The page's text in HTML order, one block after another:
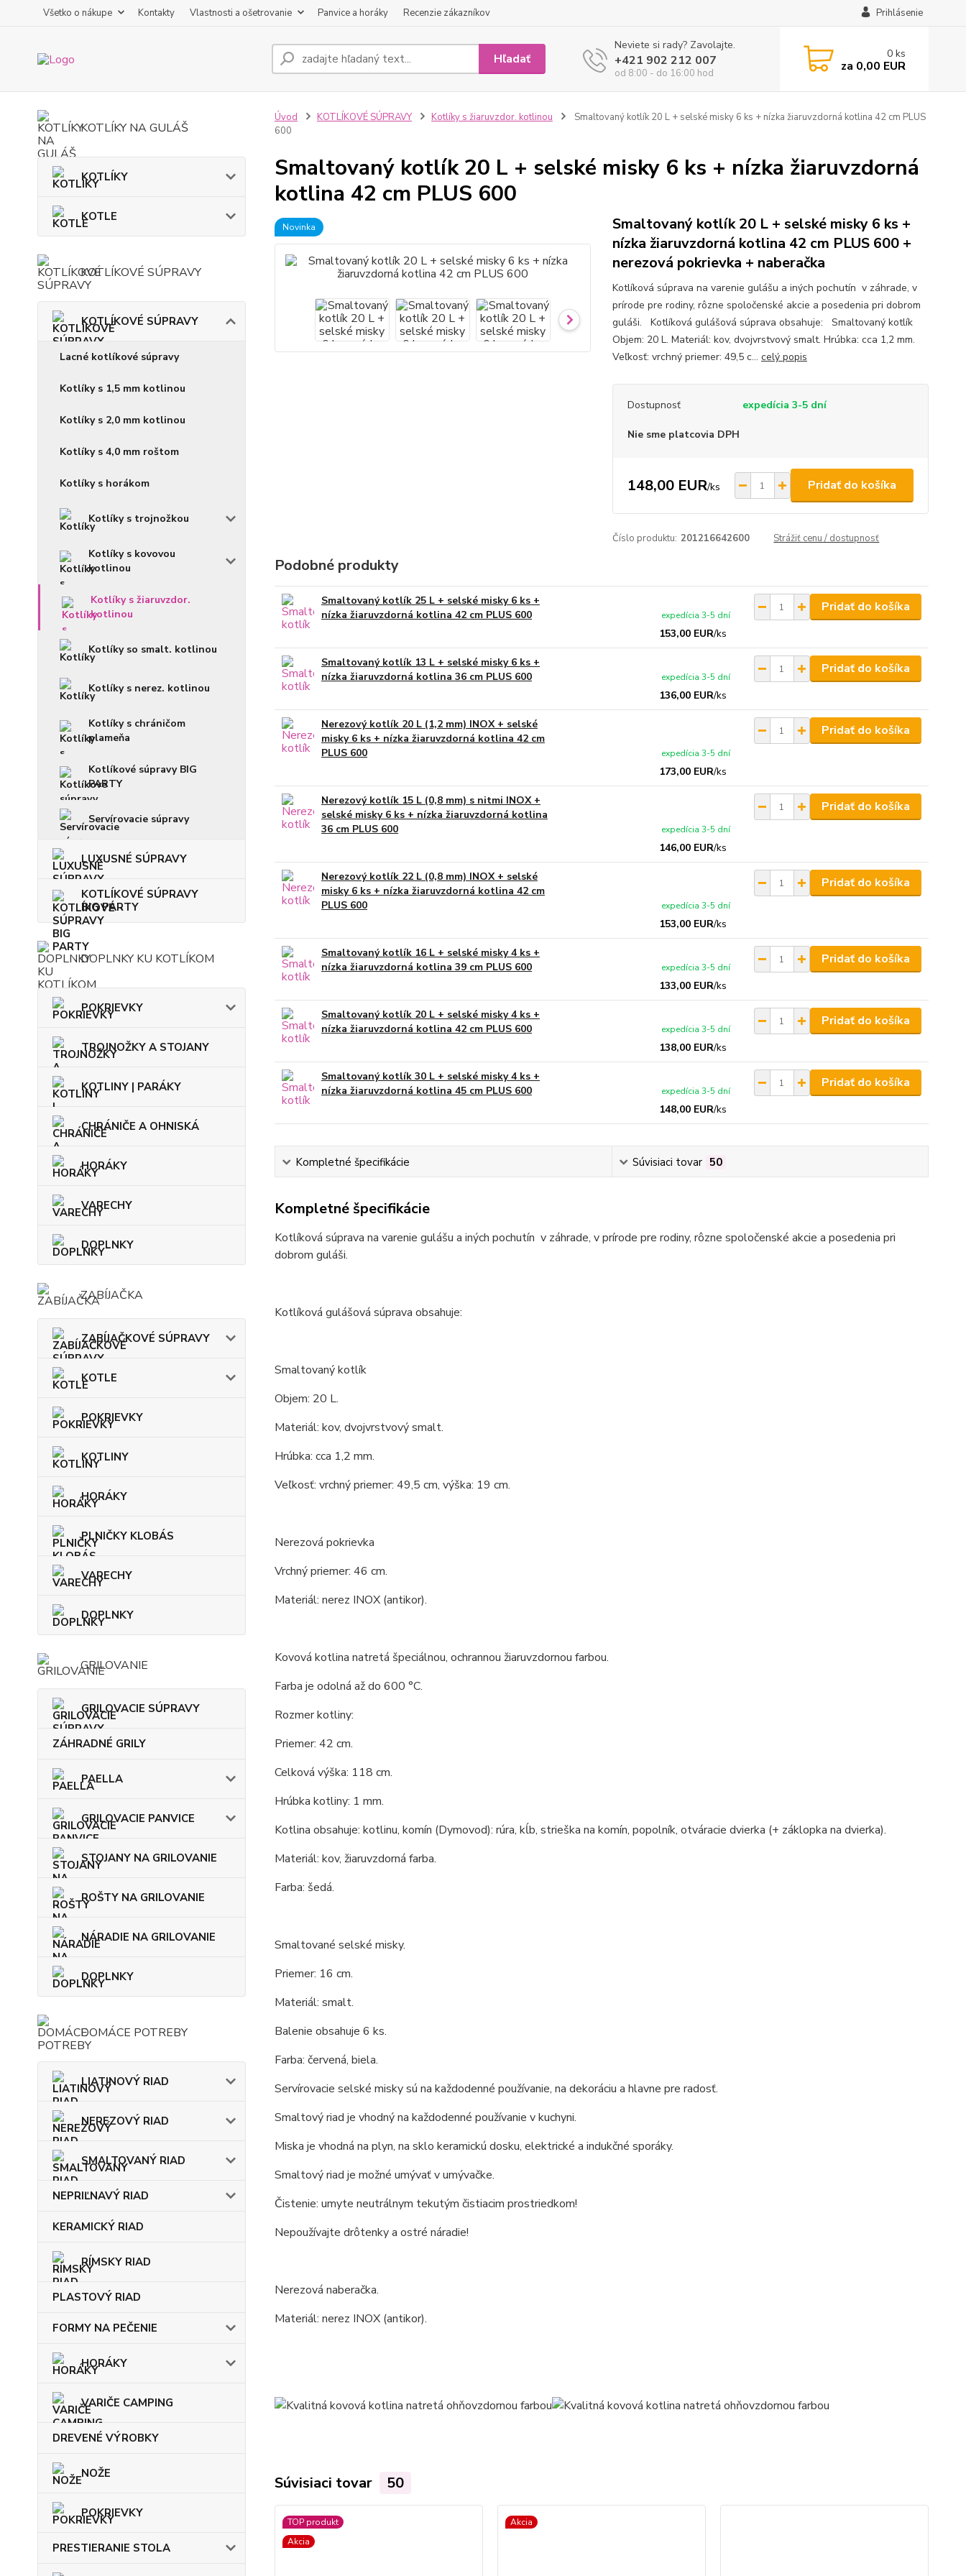
Všetko o nákupe Kontakty Vlastnosti a ošetrovanie Panvice a horáky Recenzie zákazníkov Prihlásenie
Hľadať
Neviete si rady? Zavolajte.
+421 902 212 007
od 8:00 - do 16:00 hod
0 ks
za 0,00 EUR
KOTLÍKY NA GULÁŠ
KOTLÍKY
KOTLE
KOTLÍKOVÉ SÚPRAVY
KOTLÍKOVÉ SÚPRAVY
Lacné kotlíkové súpravy
Kotlíky s 1,5 mm kotlinou
Kotlíky s 2,0 mm kotlinou
Kotlíky s 4,0 mm roštom
Kotlíky s horákom
Kotlíky s trojnožkou
Kotlíky s kovovou
kotlinou
Kotlíky s žiaruvzdor.
kotlinou
Kotlíky so smalt. kotlinou
Kotlíky s nerez. kotlinou
Kotlíky s chráničom
plameňa
Kotlíkové súpravy BIG
PARTY
Servírovacie súpravy
LUXUSNÉ SÚPRAVY
KOTLÍKOVÉ SÚPRAVY
BIG PARTY
DOPLNKY KU KOTLÍKOM
POKRIEVKY
TROJNOŽKY A STOJANY
KOTLINY | PARÁKY
CHRÁNIČE A OHNISKÁ
HORÁKY
VARECHY
DOPLNKY
ZABÍJAČKA
ZABÍJAČKOVÉ SÚPRAVY
KOTLE
POKRIEVKY
KOTLINY
HORÁKY
PLNIČKY KLOBÁS
VARECHY
DOPLNKY
GRILOVANIE
GRILOVACIE SÚPRAVY
ZÁHRADNÉ GRILY
PAELLA
GRILOVACIE PANVICE
STOJANY NA GRILOVANIE
ROŠTY NA GRILOVANIE
NÁRADIE NA GRILOVANIE
DOPLNKY
DOMÁCE POTREBY
LIATINOVÝ RIAD
NEREZOVÝ RIAD
SMALTOVANÝ RIAD
NEPRIĽNAVÝ RIAD
KERAMICKÝ RIAD
RÍMSKY RIAD
PLASTOVÝ RIAD
FORMY NA PEČENIE
HORÁKY
VARIČE CAMPING
DREVENÉ VÝROBKY
NOŽE
POKRIEVKY
PRESTIERANIE STOLA
Úvod KOTLÍKOVÉ SÚPRAVY Kotlíky s žiaruvzdor. kotlinou
Smaltovaný kotlík 20 L + selské misky 6 ks + nízka žiaruvzdorná kotlina 42 cm PLUS
600
Smaltovaný kotlík 20 L + selské misky 6 ks + nízka žiaruvzdorná
kotlina 42 cm PLUS 600
Novinka
Smaltovaný kotlík 20 L + selské misky 6 ks +
nízka žiaruvzdorná kotlina 42 cm PLUS 600 +
nerezová pokrievka + naberačka
Kotlíková súprava na varenie gulášu a iných pochutín v záhrade, v
prírode pre rodiny, rôzne spoločenské akcie a posedenia pri dobrom
guláši. Kotlíková gulášová súprava obsahuje: Smaltovaný kotlík
Objem: 20 L. Materiál: kov, dvojvrstvový smalt. Hrúbka: cca 1,2 mm.
Veľkosť: vrchný priemer: 49,5 c... celý popis
Dostupnosť expedícia 3-5 dní
Nie sme platcovia DPH
148,00 EUR/ks Pridať do košíka
Číslo produktu: 201216642600 Strážiť cenu / dostupnosť
Podobné produkty
Smaltovaný kotlík 25 L + selské misky 6 ks +
nízka žiaruvzdorná kotlina 42 cm PLUS 600
153,00 EUR/ks
expedícia 3-5 dní
Pridať do košíka
Smaltovaný kotlík 13 L + selské misky 6 ks +
nízka žiaruvzdorná kotlina 36 cm PLUS 600
136,00 EUR/ks
expedícia 3-5 dní
Pridať do košíka
Nerezový kotlík 20 L (1,2 mm) INOX + selské
misky 6 ks + nízka žiaruvzdorná kotlina 42 cm
PLUS 600
173,00 EUR/ks
expedícia 3-5 dní
Pridať do košíka
Nerezový kotlík 15 L (0,8 mm) s nitmi INOX +
selské misky 6 ks + nízka žiaruvzdorná kotlina
36 cm PLUS 600
146,00 EUR/ks
expedícia 3-5 dní
Pridať do košíka
Nerezový kotlík 22 L (0,8 mm) INOX + selské
misky 6 ks + nízka žiaruvzdorná kotlina 42 cm
PLUS 600
153,00 EUR/ks
expedícia 3-5 dní
Pridať do košíka
Smaltovaný kotlík 16 L + selské misky 4 ks +
nízka žiaruvzdorná kotlina 39 cm PLUS 600
133,00 EUR/ks
expedícia 3-5 dní
Pridať do košíka
Smaltovaný kotlík 20 L + selské misky 4 ks +
nízka žiaruvzdorná kotlina 42 cm PLUS 600
138,00 EUR/ks
expedícia 3-5 dní
Pridať do košíka
Smaltovaný kotlík 30 L + selské misky 4 ks +
nízka žiaruvzdorná kotlina 45 cm PLUS 600
148,00 EUR/ks
expedícia 3-5 dní
Pridať do košíka
Kompletné špecifikácie Súvisiaci tovar 50
Kompletné špecifikácie
Kotlíková súprava na varenie gulášu a iných pochutín v záhrade, v prírode pre rodiny, rôzne spoločenské akcie a posedenia pri
dobrom guláši.
Kotlíková gulášová súprava obsahuje:
Smaltovaný kotlík
Objem: 20 L.
Materiál: kov, dvojvrstvový smalt.
Hrúbka: cca 1,2 mm.
Veľkosť: vrchný priemer: 49,5 cm, výška: 19 cm.
Nerezová pokrievka
Vrchný priemer: 46 cm.
Materiál: nerez INOX (antikor).
Kovová kotlina natretá špeciálnou, ochrannou žiaruvzdornou farbou.
Farba je odolná až do 600 °C.
Rozmer kotliny:
Priemer: 42 cm.
Celková výška: 118 cm.
Hrúbka kotliny: 1 mm.
Kotlina obsahuje: kotlinu, komín (Dymovod): rúra, kĺb, strieška na komín, popolník, otváracie dvierka (+ záklopka na dvierka).
Materiál: kov, žiaruvzdorná farba.
Farba: šedá.
Smaltované selské misky.
Priemer: 16 cm.
Materiál: smalt.
Balenie obsahuje 6 ks.
Farba: červená, biela.
Servírovacie selské misky sú na každodenné používanie, na dekoráciu a hlavne pre radosť.
Smaltový riad je vhodný na každodenné používanie v kuchyni.
Miska je vhodná na plyn, na sklo keramickú dosku, elektrické a indukčné sporáky.
Smaltový riad je možné umývať v umývačke.
Čistenie: umyte neutrálnym tekutým čistiacim prostriedkom!
Nepoužívajte drôtenky a ostré náradie!
Nerezová naberačka.
Materiál: nerez INOX (antikor).
Súvisiaci tovar 50
TOP produkt
Akcia
Akcia